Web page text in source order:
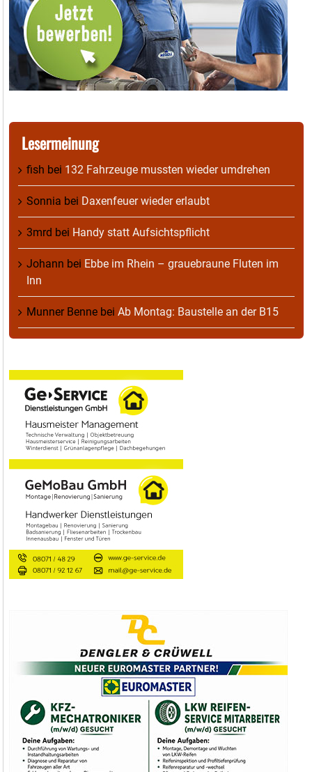
Lesermeinung
fish bei 132 Fahrzeuge mussten wieder umdrehen
Sonnia bei Daxenfeuer wieder erlaubt
3mrd bei Handy statt Aufsichtspflicht
Johann bei Ebbe im Rhein – grauebraune Fluten im
Inn
Munner Benne bei Ab Montag: Baustelle an der B15